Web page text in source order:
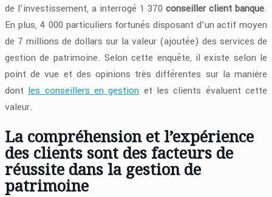
de l’investissement, a interrogé 1 370conseiller client banque.
En plus, 4 000 particuliers fortunés disposant d’un actif moyen
de 7 millions de dollars sur la valeur (ajoutée) des services de
gestion de patrimoine. Selon cette enquête, il existe selon le
point de vue et des opinions très différentes sur la manière
dont les conseillers en gestion et les clients évaluent cette
valeur.
La compréhension et l’expérience
des clients sont des facteurs de
réussite dans la gestion de
patrimoine